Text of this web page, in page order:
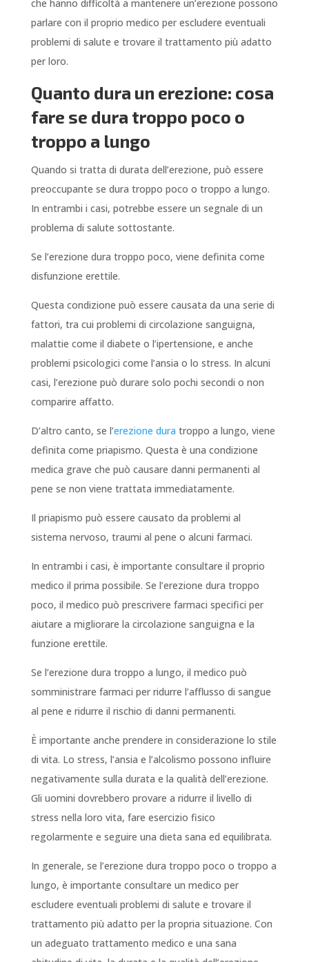
che hanno difficoltà a mantenere un’erezione possono
parlare con il proprio medico per escludere eventuali
problemi di salute e trovare il trattamento più adatto
per loro.
Quanto dura un erezione: cosa
fare se dura troppo poco o
troppo a lungo
Quando si tratta di durata dell’erezione, può essere
preoccupante se dura troppo poco o troppo a lungo.
In entrambi i casi, potrebbe essere un segnale di un
problema di salute sottostante.
Se l’erezione dura troppo poco, viene definita come
disfunzione erettile.
Questa condizione può essere causata da una serie di
fattori, tra cui problemi di circolazione sanguigna,
malattie come il diabete o l’ipertensione, e anche
problemi psicologici come l’ansia o lo stress. In alcuni
casi, l’erezione può durare solo pochi secondi o non
comparire affatto.
D’altro canto, se l’erezione dura troppo a lungo, viene
definita come priapismo. Questa è una condizione
medica grave che può causare danni permanenti al
pene se non viene trattata immediatamente.
Il priapismo può essere causato da problemi al
sistema nervoso, traumi al pene o alcuni farmaci.
In entrambi i casi, è importante consultare il proprio
medico il prima possibile. Se l’erezione dura troppo
poco, il medico può prescrivere farmaci specifici per
aiutare a migliorare la circolazione sanguigna e la
funzione erettile.
Se l’erezione dura troppo a lungo, il medico può
somministrare farmaci per ridurre l’afflusso di sangue
al pene e ridurre il rischio di danni permanenti.
È importante anche prendere in considerazione lo stile
di vita. Lo stress, l’ansia e l’alcolismo possono influire
negativamente sulla durata e la qualità dell’erezione.
Gli uomini dovrebbero provare a ridurre il livello di
stress nella loro vita, fare esercizio fisico
regolarmente e seguire una dieta sana ed equilibrata.
In generale, se l’erezione dura troppo poco o troppo a
lungo, è importante consultare un medico per
escludere eventuali problemi di salute e trovare il
trattamento più adatto per la propria situazione. Con
un adeguato trattamento medico e una sana